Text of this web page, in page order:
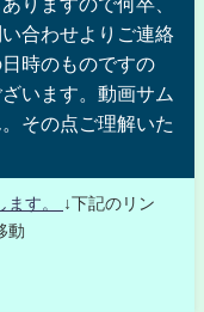
りますので何卒、
合わせよりご連絡
時のものですの
います。動画サム
その点ご理解いた
ます。
↓下記のリン
動